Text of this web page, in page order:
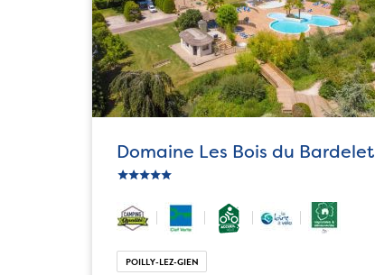
Domaine Les Bois du Bardelet
ic_star
ic_star
ic_star
ic_star
ic_star
POILLY-LEZ-GIEN